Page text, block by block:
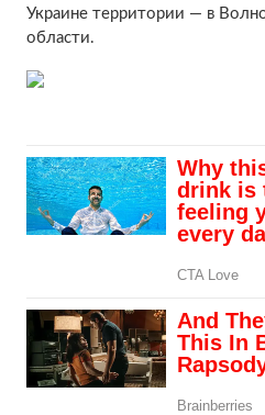
Украине территории — в
области.